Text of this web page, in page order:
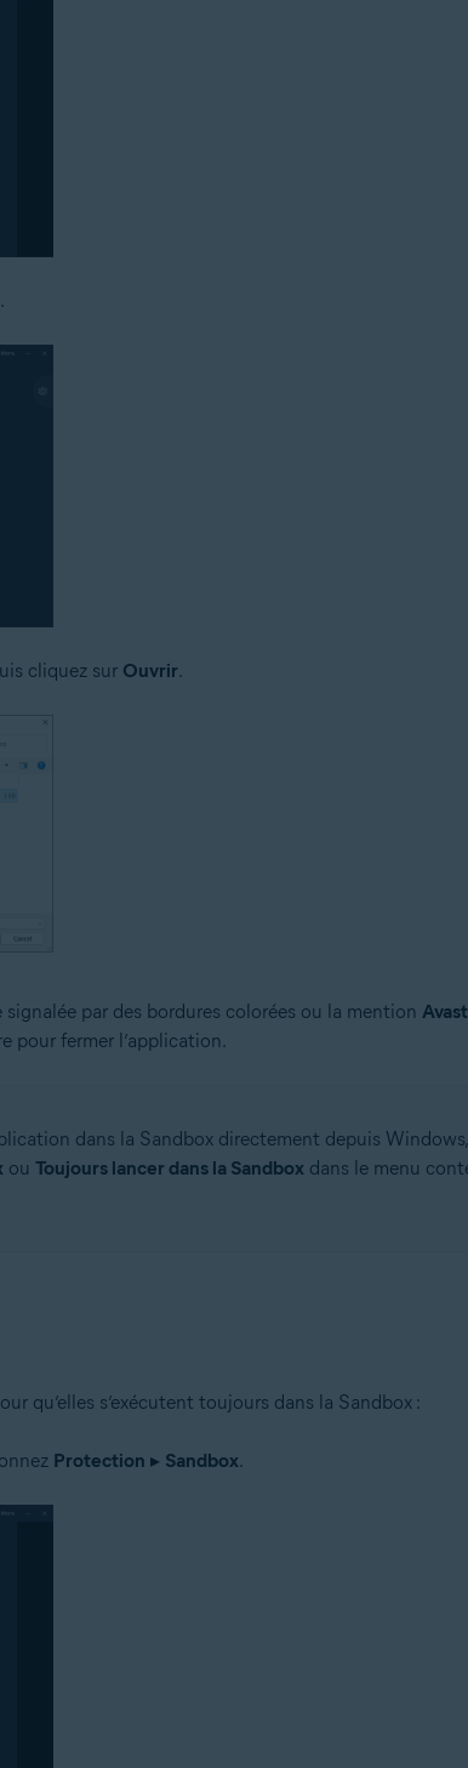
.
cliquez sur Ouvrir.
signalée par des bordures colorées ou la mention
pour fermer l’application.
dans la Sandbox directement depuis
ou Toujours lancer dans la Sandboxdans le menu
qu’elles s’exécutent toujours dans la Sandbox :
Protection ▸ Sandbox.